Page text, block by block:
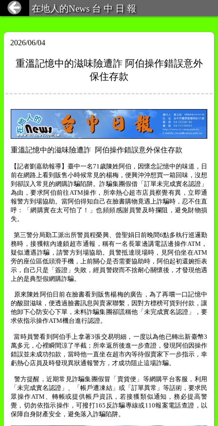
在地人的News 台 中 日 報
2026/06/04
重溫記憶中的滋味險遭詐 阿伯操作錯誤意外
保住存款
重溫記憶中的滋味險遭詐 阿伯操作錯誤意外保住存款
【記者劉嘉助報導】 臺中一名71 歲陳姓阿伯，因懷念記憶中的味道，日
前在網路上看到販售小時候常見的楊梅，便興沖沖想買一箱回味，沒想
到卻誤入常見的網購詐騙陷阱。詐騙集團假借「訂單未完成實名認證」
為由，要求阿伯前往 ATM操作，所幸熱心超市店員察覺有異，立即通
報警方到場協助。當阿伯得知自己在臉書購物竟遇上詐騙時，忍不住直
呼：「網購實在太可怕了！」也頻頻感謝員警及時攔阻，避免財物損
失。
第三警分局勤工派出所警員程榮興、曾聖娟日前晚間6點多執行巡邏勤
務時，接獲轄內連鎖超市通報，稱有一名長輩邊講電話邊操作ATM ，
疑似遭遇詐騙，請警方到場協助。員警抵達現場時，見阿伯坐在ATM
旁的座位區低頭滑手機，上前關心是否需要協助時，阿伯起初還婉拒表
示，自己只是「簽證」失敗，經員警鍥而不捨耐心關懷後，才發現他遇
上的是典型假網購詐騙。
原來陳姓阿伯日前在臉書看到販售楊梅的廣告，為了再嚐一口記憶中
的酸甜滋味，便透過臉書訊息與賣家聯繫，因對方標榜可貨到付款，讓
他卸下心防安心下單，未料詐騙集團卻謊稱他「未完成實名認證」，要
求依指示操作ATM機台進行認證。
當時員警看到阿伯手上拿著3張交易明細，一度以為他已轉出新臺幣3
萬多元，心裡瞬間涼了半截；所幸返所後進一步查證，發現阿伯因操作
錯誤並未成功扣款，當時他一直坐在超市內等待假賣家下一步指示，幸
虧熱心店員及時發現異狀通報警方，才成功阻止這場詐騙。
警方提醒，近期常見詐騙集團假冒「賣貨便」等網購平台客服，利用
「未完成實名認證」、「帳戶遭凍結」或「訂單異常」等話術，要求民
眾操作ATM 、轉帳或提供帳戶資訊，若接獲類似通知，務必提高警
覺，切勿依指示操作，可撥打165 反詐騙專線或110報案電話查證，以
保障自身財產安全，避免落入詐騙陷阱。